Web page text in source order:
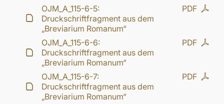
PDF
OJM_A_115-6-5:
Druckschriftfragment aus dem
„Breviarium Romanum“
PDF
OJM_A_115-6-6:
Druckschriftfragment aus dem
„Breviarium Romanum“
PDF
OJM_A_115-6-7:
Druckschriftfragment aus dem
„Breviarium Romanum“